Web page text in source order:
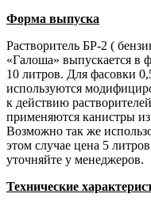
Форма выпуска
Растворитель БР-2 (
«Галоша» выпускается в
10 литров. Для фасовки
используются
к действию
применяются канистры
Возможно так же
этом случае цена 5
уточняйте у менеджеров.
Технические